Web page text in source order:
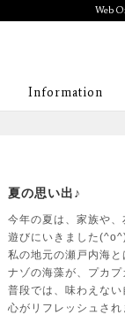
Web
mi-215.
Sweat &
Information
夏の思い出♪
今年の夏は、家族や
遊びにいきました(^o^)
私の地元の瀬戸内海と
ナゾの海藻が、プカ
普段では、味わえな
心がリフレッシュされ